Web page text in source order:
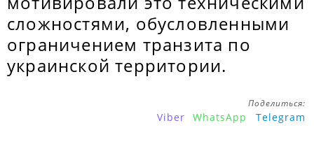
сложностями, обусловленными
ограничением транзита по
украинской территории.
Поделиться:
Viber WhatsApp Telegram